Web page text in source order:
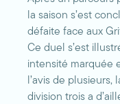
la saison s’est
défaite face aux
Ce duel s’est
intensité marquée
l’avis de
division trois a